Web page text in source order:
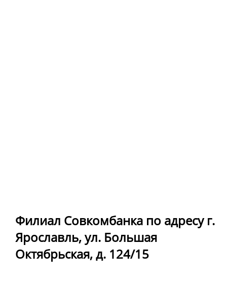
Филиал Совкомбанка по адресу г.
Ярославль, ул. Большая
Октябрьская, д. 124/15